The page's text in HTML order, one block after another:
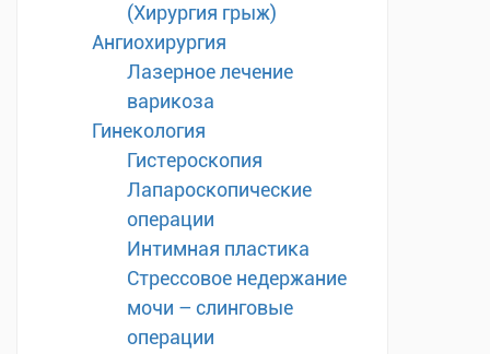
(Хирургия грыж)
Ангиохирургия
Лазерное лечение
варикоза
Гинекология
Гистероскопия
Лапароскопические
операции
Интимная пластика
Стрессовое недержание
мочи – слинговые
операции